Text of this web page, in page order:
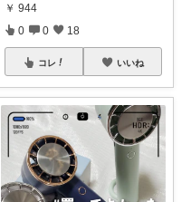
￥ 944
0 0 18
コレ いいね